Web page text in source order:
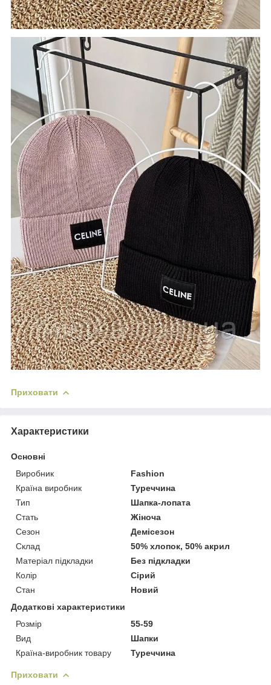
Приховати
Характеристики
Основні
Виробник
Fashion
Країна виробник
Туреччина
Тип
Шапка-лопата
Стать
Жіноча
Сезон
Демісезон
Склад
50% хлопок, 50% акрил
Матеріал підкладки
Без підкладки
Колір
Сірий
Стан
Новий
Додаткові характеристики
Розмір
55-59
Вид
Шапки
Країна-виробник товару
Туреччина
Приховати